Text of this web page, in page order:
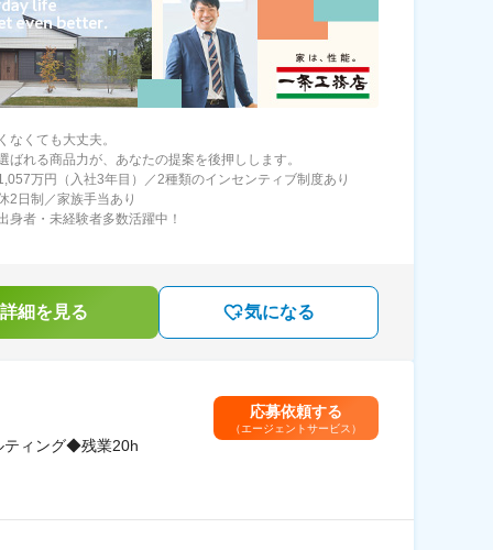
なくても大丈夫。
ばれる商品力が、あなたの提案を後押しします。
万円（入社3年目）／2種類のインセンティブ制度あり
2日制／家族手当あり
身者・未経験者多数活躍中！
細を見る 気になる
ティング◆残業20h
応募依頼する
（エージェントサービス）